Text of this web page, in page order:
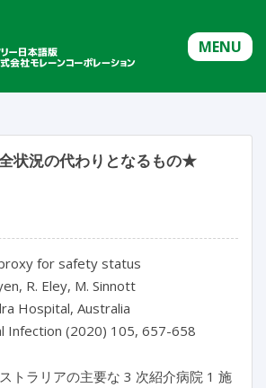
MENU
状況の代わりとなるもの★
for safety status
R. Eley, M. Sinnott
Hospital, Australia
Infection (2020) 105, 657-658
トラリアの主要な 3 次紹介病院 1 施